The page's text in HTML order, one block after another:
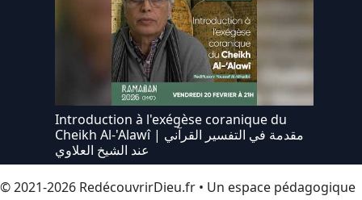
Introduction à l'exégèse coranique du
Cheikh Al-'Alawî | مقدمة في التفسير القرآني
عند الشيخ العلاوي
© 2021-2026 RedécouvrirDieu.fr • Un espace pédagogique